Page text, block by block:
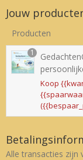
Jouw
Producten
1
Koop
Alle transacties zijn